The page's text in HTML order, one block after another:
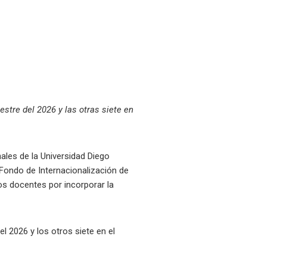
del 2026 y las otras siete en
de la Universidad Diego
de Internacionalización de
docentes por incorporar la
2026 y los otros siete en el